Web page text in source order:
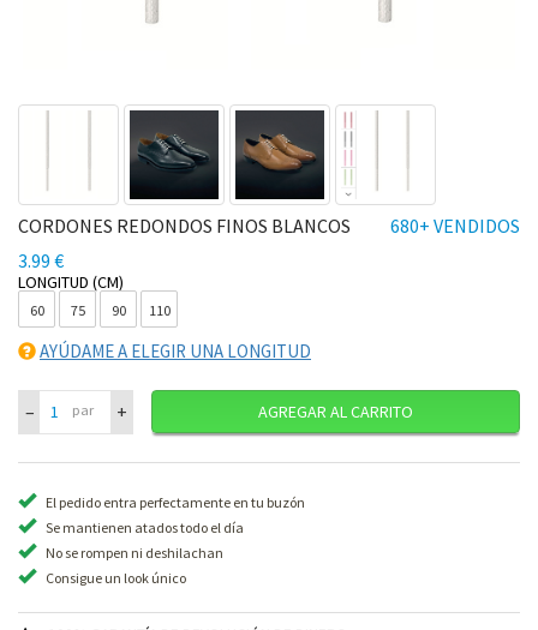
680+ VENDIDOS
CORDONES REDONDOS FINOS BLANCOS
3.99 €
LONGITUD (CM)
60 75 90 110
AYÚDAME A ELEGIR UNA LONGITUD
– par + AGREGAR AL CARRITO
El pedido entra perfectamente en tu buzón
Se mantienen atados todo el día
No se rompen ni deshilachan
Consigue un look único